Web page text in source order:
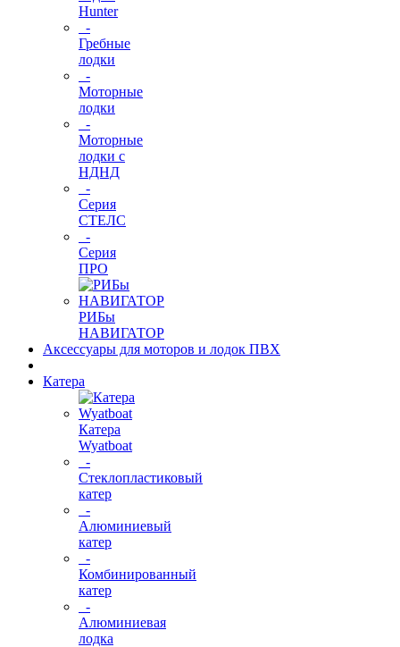
Hunter
-
Гребные
лодки
-
Моторные
лодки
-
Моторные
лодки с
НДНД
-
Серия
СТЕЛС
-
Серия
ПРО
РИБы
НАВИГАТОР
Аксессуары для моторов и лодок ПВХ
Катера
Катера
Wyatboat
-
Cтеклопластиковый
катер
-
Алюминиевый
катер
-
Комбинированный
катер
-
Алюминиевая
лодка